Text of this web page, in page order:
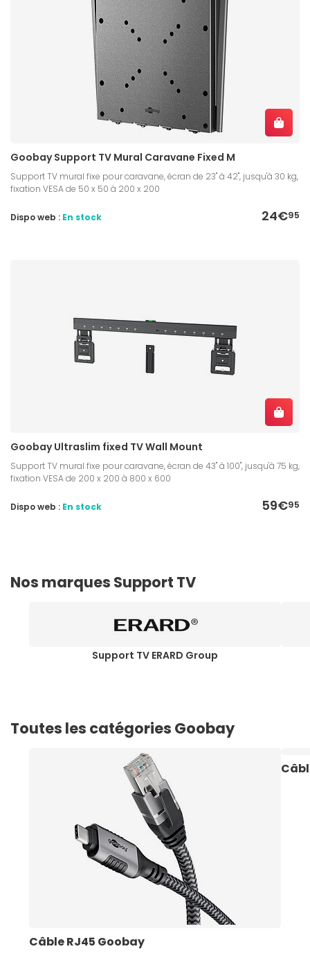
Goobay Support TV Mural Caravane Fixed M
Support TV mural fixe pour caravane, écran de 23" à 42", jusqu'à 30 kg,
fixation VESA de 50 x 50 à 200 x 200
24€95
Dispo web : En stock
Goobay Ultraslim fixed TV Wall Mount
Support TV mural fixe pour caravane, écran de 43" à 100", jusqu'à 75 kg,
fixation VESA de 200 x 200 à 800 x 600
59€95
Dispo web : En stock
Nos marques Support TV
Support TV ERARD Group
Toutes les catégories Goobay
Câble RJ45 Goobay